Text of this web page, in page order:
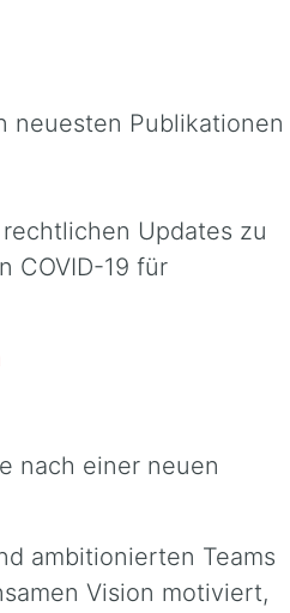
neuesten Publikationen
Updates zu
COVID-19 für
nach einer neuen
ambitionierten Teams
Vision motiviert,